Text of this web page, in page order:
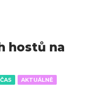
AKTUÁLNĚ
hostů na